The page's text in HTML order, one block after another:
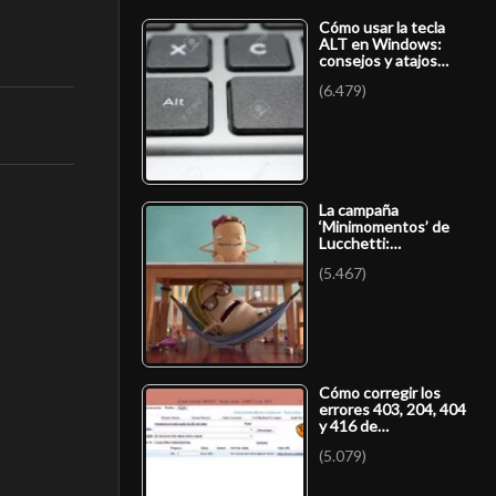
Cómo usar la tecla
ALT en Windows:
consejos y atajos…
(6.479)
La campaña
‘Minimomentos’ de
Lucchetti:…
(5.467)
Cómo corregir los
errores 403, 204, 404
y 416 de…
(5.079)